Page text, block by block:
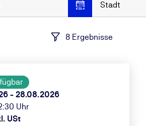
Stadt
8 Ergebnisse
- 28.08.2026
Uhr
USt